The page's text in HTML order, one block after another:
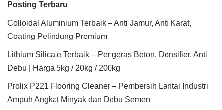
Posting Terbaru
Colloidal Aluminium Terbaik – Anti Jamur, Anti Karat,
Coating Pelindung Premium
Lithium Silicate Terbaik – Pengeras Beton, Densifier, Anti
Debu | Harga 5kg / 20kg / 200kg
Prolix P221 Flooring Cleaner – Pembersih Lantai Industri
Ampuh Angkat Minyak dan Debu Semen